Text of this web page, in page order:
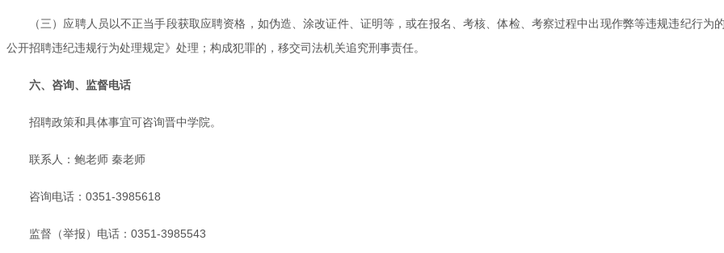
（三）应聘人员以不正当手段获取应聘资格，如伪造、涂改证件、证明等，或在报名、考核、体检、考察过程中出现作弊等违规违纪行
公开招聘违纪违规行为处理规定》处理；构成犯罪的，移交司法机关追究刑事责任。
六、咨询、监督电话
招聘政策和具体事宜可咨询晋中学院。
联系人：鲍老师 秦老师
咨询电话：0351-3985618
监督（举报）电话：0351-3985543